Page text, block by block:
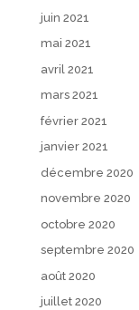
juin 2021
mai 2021
avril 2021
mars 2021
février 2021
janvier 2021
décembre 2020
novembre 2020
octobre 2020
septembre 2020
août 2020
juillet 2020